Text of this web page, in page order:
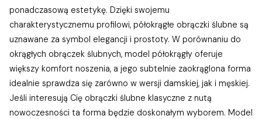
ponadczasową estetykę. Dzięki swojemu
charakterystycznemu profilowi, półokrągłe obrączki ślubne są
uznawane za symbol elegancji i prostoty. W porównaniu do
okrągłych obrączek ślubnych, model półokrągły oferuje
większy komfort noszenia, a jego subtelnie zaokrąglona forma
idealnie sprawdza się zarówno w wersji damskiej, jak i męskiej.
Jeśli interesują Cię obrączki ślubne klasyczne z nutą
nowoczesności ta forma będzie doskonałym wyborem. Model